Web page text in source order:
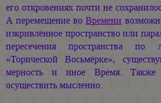
его откровениях почти не
А перемещение воВремени
изкривлённое пространство или
пересечения пространства
«Торической Восьмёрке»,
мерность и иное Время. Также
осуществить мысленно.